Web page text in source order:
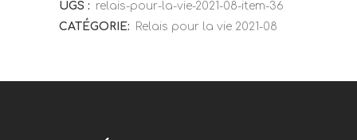
UGS : relais-pour-la-vie-2021-08-item-36
CATÉGORIE:
Relais pour la vie 2021-08